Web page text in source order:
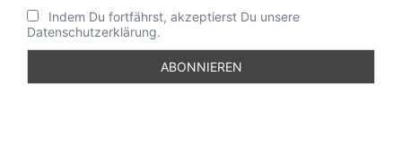
Indem Du fortfährst, akzeptierst Du unsere
Datenschutzerklärung.